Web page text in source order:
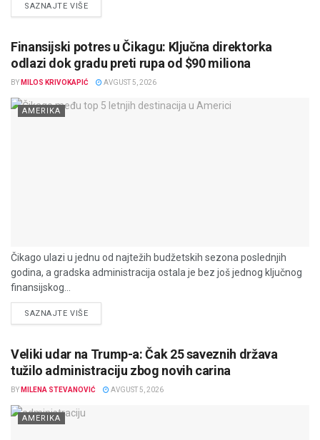
SAZNAJTE VIŠEDETAILS
Finansijski potres u Čikagu: Ključna direktorka
odlazi dok gradu preti rupa od $90 miliona
BY MILOS KRIVOKAPIĆ AVGUST 5, 2026
AMERIKA
Čikago ulazi u jednu od najtežih budžetskih sezona poslednjih
godina, a gradska administracija ostala je bez još jednog ključnog
finansijskog...
SAZNAJTE VIŠEDETAILS
Veliki udar na Trump-a: Čak 25 saveznih država
tužilo administraciju zbog novih carina
BY MILENA STEVANOVIĆ AVGUST 5, 2026
AMERIKA